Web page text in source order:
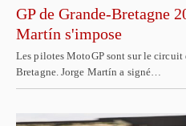
GP de Grande-Bretagne
Martín s'impose
Les pilotes MotoGP sont sur le circuit
Bretagne. Jorge Martín a signé…